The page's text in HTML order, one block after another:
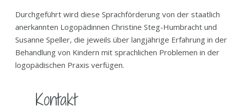
Durchgeführt wird diese Sprachförderung von der staatlich
anerkannten Logopädinnen Christine Steg-Humbracht und
Susanne Speller, die jeweils über langjährige Erfahrung in der
Behandlung von Kindern mit sprachlichen Problemen in der
logopädischen Praxis verfügen.
Kontakt